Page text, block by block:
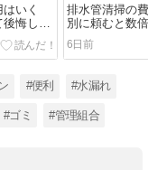
いく
悔した
】
排水管清掃の
別に頼むと数
【管理会社が
6日前
#便利 #水漏れ
#ゴミ #管理組合